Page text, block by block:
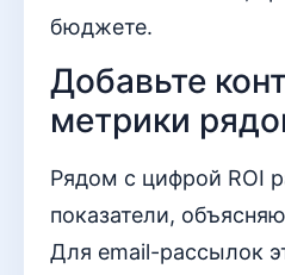
бюджете.
Добавьте
метрики
Рядом с цифрой ROI
показатели,
Для email-рассылок